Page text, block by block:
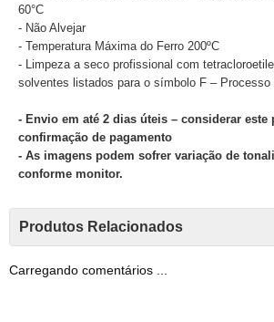
60°C
- Não Alvejar
- Temperatura Máxima do Ferro 200ºC
- Limpeza a seco profissional com
solventes listados para o símbolo F – Processo
- Envio em até 2 dias úteis – considerar este
confirmação de pagamento
- As imagens podem sofrer variação de
conforme monitor.
Produtos Relacionados
Carregando comentários ...